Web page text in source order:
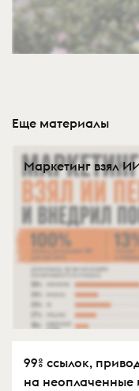
Еще материалы
Маркетинг взял
99% ссылок,
на неоплаченные